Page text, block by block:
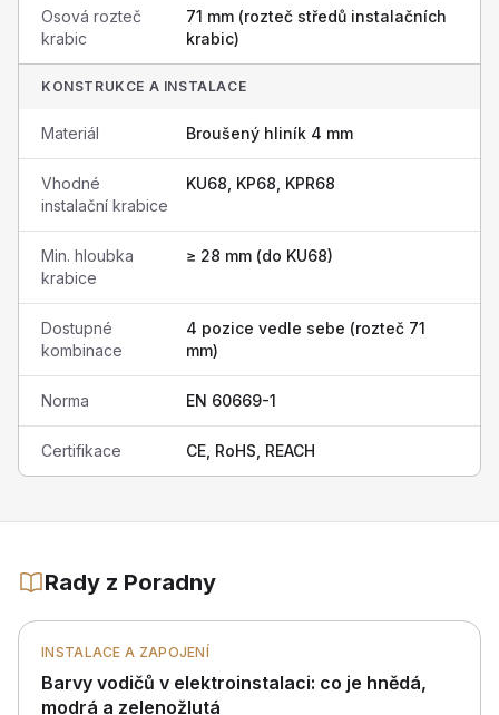
Osová rozteč
krabic
71 mm (rozteč středů instalačních
krabic)
KONSTRUKCE A INSTALACE
Materiál Broušený hliník 4 mm
Vhodné
instalační krabice
KU68, KP68, KPR68
Min. hloubka
krabice
≥ 28 mm (do KU68)
Dostupné
kombinace
4 pozice vedle sebe (rozteč 71
mm)
Norma EN 60669-1
Certifikace CE, RoHS, REACH
Rady z Poradny
INSTALACE A ZAPOJENÍ
Barvy vodičů v elektroinstalaci: co je hnědá,
modrá a zelenožlutá